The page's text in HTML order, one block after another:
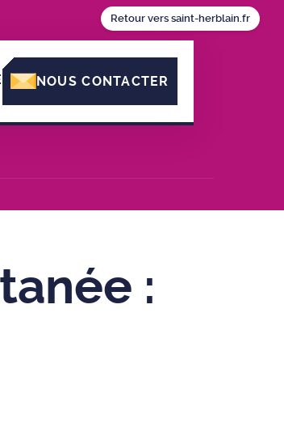
Retour vers saint-herblain.fr
NOUS CONTACTER
: